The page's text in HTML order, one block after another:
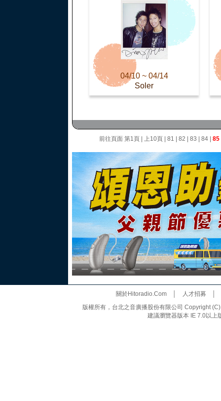
04/10 ~ 04/14
Soler
前往頁面 第1頁 上10頁 81 82 83 84 85
關於Hitoradio.Com│ 人才招募
版權所有，台北之音廣播股份有限公司 Copyright
建議瀏覽器版本 IE 7.0以上